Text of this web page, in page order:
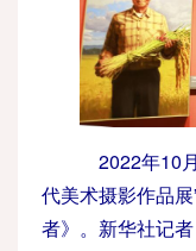
2022年10
代美术摄影作品
者》。新华社记